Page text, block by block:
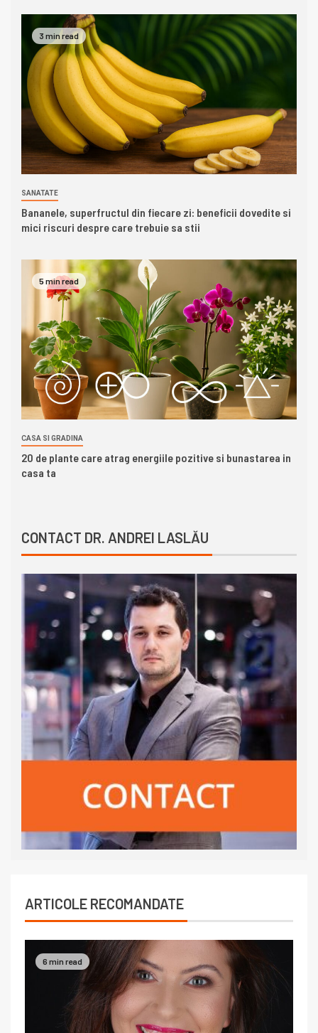
3 min read
SANATATE
Bananele, superfructul din fiecare zi: beneficii dovedite si
mici riscuri despre care trebuie sa stii
5 min read
CASA SI GRADINA
20 de plante care atrag energiile pozitive si bunastarea in
casa ta
CONTACT DR. ANDREI LASLĂU
ARTICOLE RECOMANDATE
6 min read